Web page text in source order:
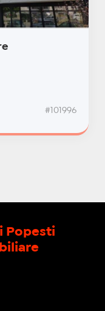
#101996
Popesti